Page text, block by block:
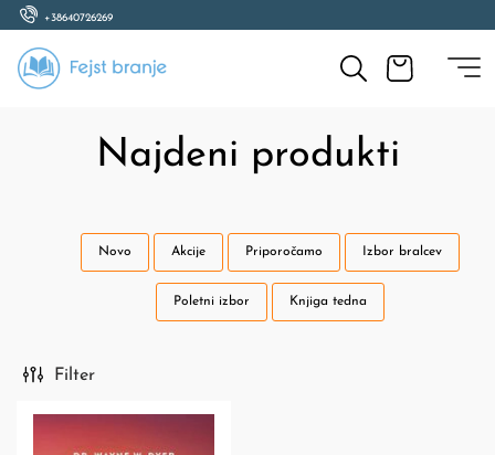
+38640726269
Najdeni produkti
Novo Akcije Priporočamo Izbor bralcev
Poletni izbor Knjiga tedna
Filter